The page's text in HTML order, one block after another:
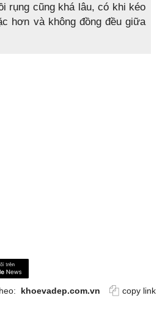
rụng cũng khá lâu, có khi kéo
hơn và không đồng đều giữa
khoevadep.com.vn copy link